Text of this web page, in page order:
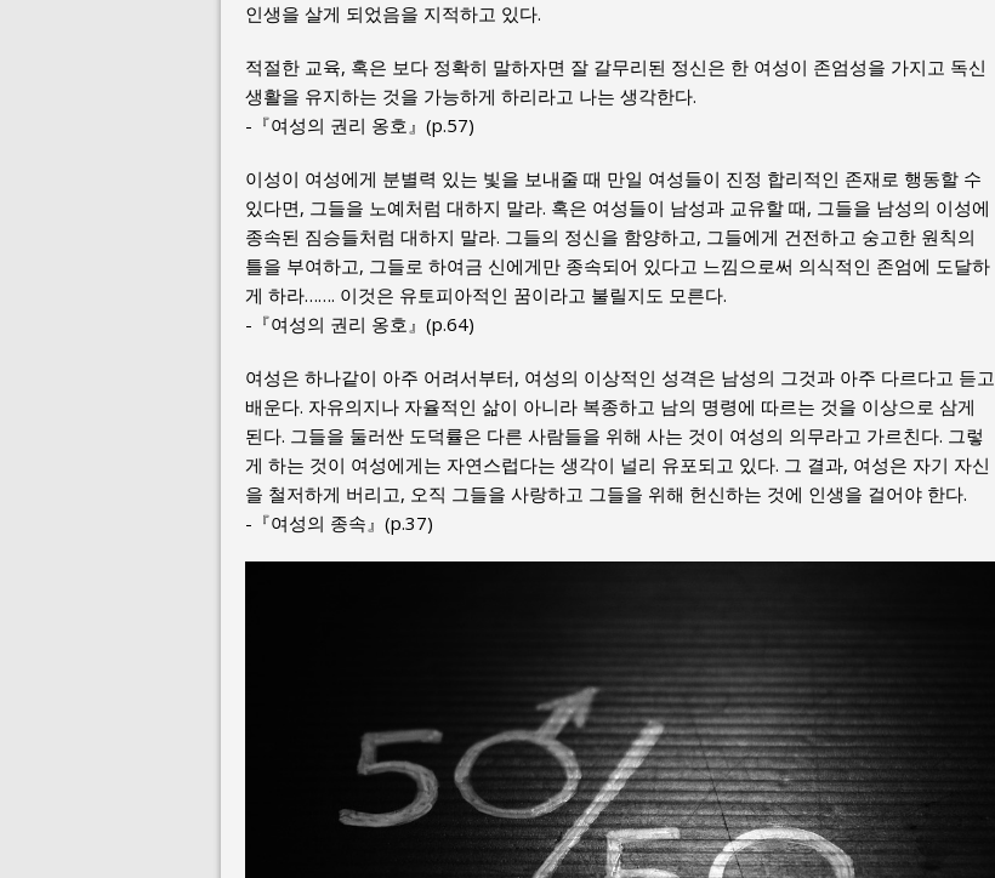
인생을 살게 되었음을 지적하고 있다.
적절한 교육, 혹은 보다 정확히 말하자면 잘 갈무리된 정신은 한 여성이 존엄성을 가지고 독신
생활을 유지하는 것을 가능하게 하리라고 나는 생각한다.
-『여성의 권리 옹호』(p.57)
이성이 여성에게 분별력 있는 빛을 보내줄 때 만일 여성들이 진정 합리적인 존재로 행동할 수
있다면, 그들을 노예처럼 대하지 말라. 혹은 여성들이 남성과 교유할 때, 그들을 남성의 이성에
종속된 짐승들처럼 대하지 말라. 그들의 정신을 함양하고, 그들에게 건전하고 숭고한 원칙의
틀을 부여하고, 그들로 하여금 신에게만 종속되어 있다고 느낌으로써 의식적인 존엄에 도달하
게 하라……. 이것은 유토피아적인 꿈이라고 불릴지도 모른다.
-『여성의 권리 옹호』(p.64)
여성은 하나같이 아주 어려서부터, 여성의 이상적인 성격은 남성의 그것과 아주 다르다고 듣고
배운다. 자유의지나 자율적인 삶이 아니라 복종하고 남의 명령에 따르는 것을 이상으로 삼게
된다. 그들을 둘러싼 도덕률은 다른 사람들을 위해 사는 것이 여성의 의무라고 가르친다. 그렇
게 하는 것이 여성에게는 자연스럽다는 생각이 널리 유포되고 있다. 그 결과, 여성은 자기 자신
을 철저하게 버리고, 오직 그들을 사랑하고 그들을 위해 헌신하는 것에 인생을 걸어야 한다.
-『여성의 종속』(p.37)